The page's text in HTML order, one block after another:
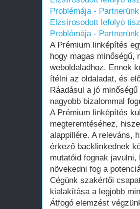
Problémája -
Elzsírosodott lefolyó
Problémája -
A Prémium linképítés
hogy magas minőségű,
weboldaladhoz. Ennek
ítélni az oldaladat, és
Ráadásul a jó
nagyobb bizalommal
A Prémium linképítés
megteremtéséhez,
alappillére. A releváns,
érkező backlinkednek
mutatóid fognak
növekedni fog a
Cégünk szakértői
kialakítása a legjobb
Átfogó elemzést